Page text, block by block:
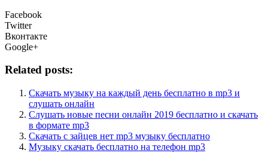
Facebook
Twitter
Вконтакте
Google+
Related posts:
Скачать музыку на каждый день бесплатно в mp3 и
слушать онлайн
Слушать новые песни онлайн 2019 бесплатно и скачать
в формате mp3
Скачать с зайцев нет mp3 музыку бесплатно
Музыку скачать бесплатно на телефон mp3